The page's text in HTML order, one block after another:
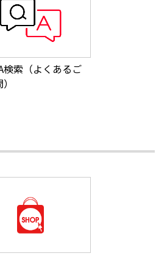
検索（よくあるご